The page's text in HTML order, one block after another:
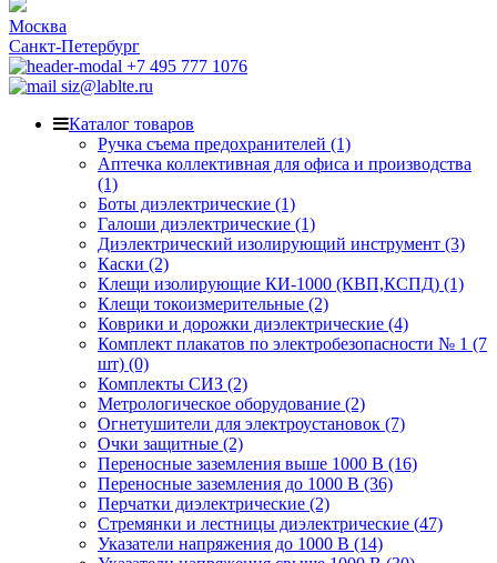
Москва
Санкт-Петербург
+7 495 777 1076
siz@lablte.ru
Каталог товаров
Ручка съема предохранителей (1)
Аптечка коллективная для офиса и производства
(1)
Боты диэлектрические (1)
Галоши диэлектрические (1)
Диэлектрический изолирующий инструмент (3)
Каски (2)
Клещи изолирующие КИ-1000 (КВП,КСПД) (1)
Клещи токоизмерительные (2)
Коврики и дорожки диэлектрические (4)
Комплект плакатов по электробезопасности № 1 (7
шт) (0)
Комплекты СИЗ (2)
Метрологическое оборудование (2)
Огнетушители для электроустановок (7)
Очки защитные (2)
Переносные заземления выше 1000 В (16)
Переносные заземления до 1000 В (36)
Перчатки диэлектрические (2)
Стремянки и лестницы диэлектрические (47)
Указатели напряжения до 1000 В (14)